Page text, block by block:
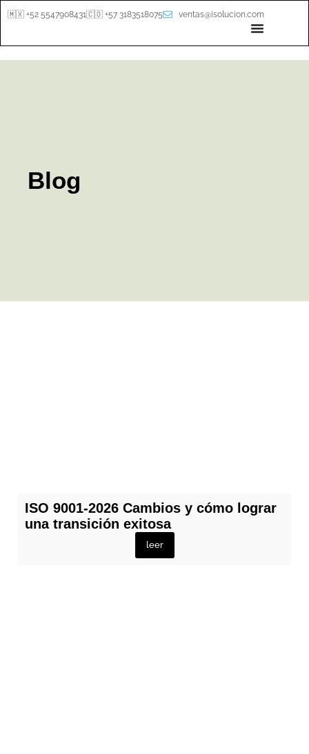
🇲🇽 +52 5547908431🇨🇴 +57 3183518075 ventas@isolucion.com
Blog
ISO 9001-2026 Cambios y cómo lograr
una transición exitosa
leer